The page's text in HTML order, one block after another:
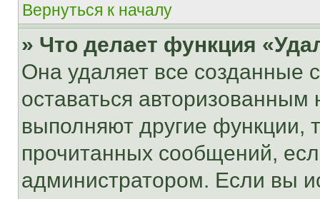
Вернуться к началу
» Что делает функция
Она удаляет все созданные
оставаться
выполняют другие функции,
прочитанных сообщений,
администратором. Если вы